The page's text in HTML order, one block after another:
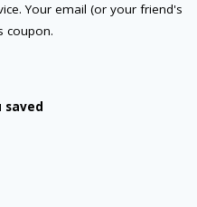
Your email (or your friend's
coupon.
saved